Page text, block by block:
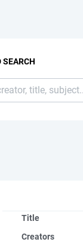
SEARCH
Title
Creators